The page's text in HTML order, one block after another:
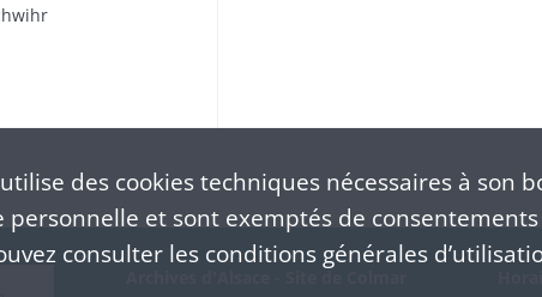
des cookiestechniques nécessaires à son
personnelle et sont exemptés de
consulter les conditions générales